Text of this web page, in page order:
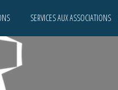
SERVICES AUX ASSOCIATIONS